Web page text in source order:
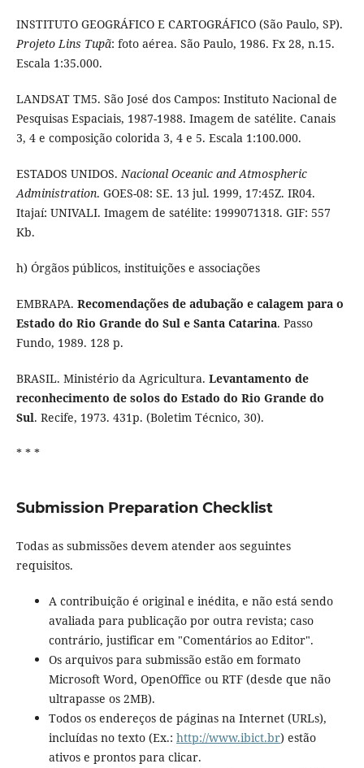
INSTITUTO GEOGRÁFICO E CARTOGRÁFICO (São Paulo, SP).
Projeto Lins Tupã: foto aérea. São Paulo, 1986. Fx 28, n.15.
Escala 1:35.000.
LANDSAT TM5. São José dos Campos: Instituto Nacional de
Pesquisas Espaciais, 1987-1988. Imagem de satélite. Canais
3, 4 e composição colorida 3, 4 e 5. Escala 1:100.000.
ESTADOS UNIDOS.Nacional Oceanic and Atmospheric
Administration. GOES-08: SE. 13 jul. 1999, 17:45Z. IR04.
Itajaí: UNIVALI. Imagem de satélite: 1999071318. GIF: 557
Kb.
h) Órgãos públicos, instituições e associações
EMBRAPA. Recomendações de adubação e calagem para o
Estado do Rio Grande do Sul e Santa Catarina. Passo
Fundo, 1989. 128 p.
BRASIL. Ministério da Agricultura. Levantamento de
reconhecimento de solos do Estado do Rio Grande do
Sul. Recife, 1973. 431p. (Boletim Técnico, 30).
* * *
Submission Preparation Checklist
Todas as submissões devem atender aos seguintes
requisitos.
A contribuição é original e inédita, e não está sendo
avaliada para publicação por outra revista; caso
contrário, justificar em "Comentários ao Editor".
Os arquivos para submissão estão em formato
Microsoft Word, OpenOffice ou RTF (desde que não
ultrapasse os 2MB).
Todos os endereços de páginas na Internet (URLs),
incluídas no texto (Ex.: http://www.ibict.br) estão
ativos e prontos para clicar.